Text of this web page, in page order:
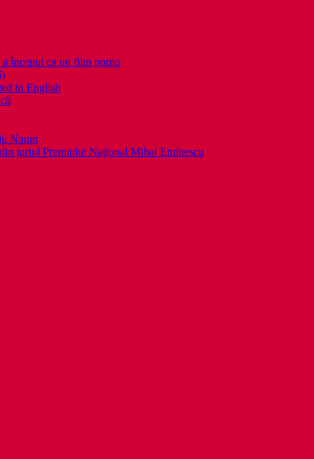
început ca un film porno
in English
Naum
juriul Premiului Naţional Mihai Eminescu